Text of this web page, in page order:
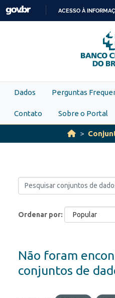
Skip to main content
ACESSO À
Dados Perguntas
Contato Sobre o Portal
Ordenar por
Não foram
conjuntos de